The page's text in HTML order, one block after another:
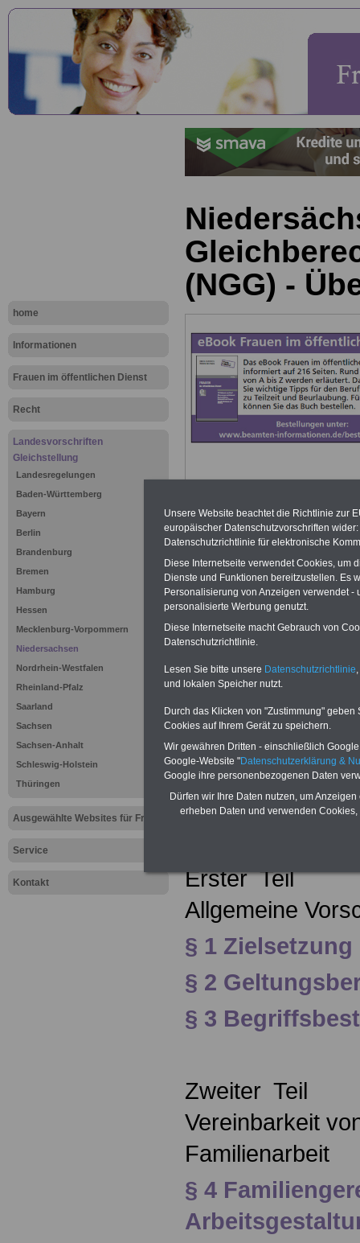
home
Informationen
Frauen im öffentlichen Dienst
Recht
Landesvorschriften
Gleichstellung
Landesregelungen
Baden-Württemberg
Bayern
Berlin
Brandenburg
Bremen
Hamburg
Hessen
Mecklenburg-Vorpommern
Niedersachsen
Nordrhein-Westfalen
Rheinland-Pfalz
Saarland
Sachsen
Sachsen-Anhalt
Schleswig-Holstein
Thüringen
Ausgewählte Websites für Frauen
Service
Kontakt
(NGG) -
(NGG) -
vom 9.
Nr.30/2010
15 des
(Nds.GVBl.
Inhaltsübersicht
Erster Teil
Allgemeine
§ 1 Zielsetzung
§ 2
§ 3
Zweiter Teil
Vereinbarkeit
Familienarbeit
§ 4
Unsere Website beachtet die Richtlinie zur
europäischer Datenschutzvorschriften
Datenschutzrichtlinie für elektronische
Diese Internetseite verwendet Cookies, um
Dienste und Funktionen bereitzustellen. Es
Personalisierung von Anzeigen verwendet
personalisierte Werbung genutzt.
Diese Internetseite macht Gebrauch von
Datenschutzrichtlinie.
Lesen Sie bitte unsere Datenschutzrichtlinie
und lokalen Speicher nutzt.
Durch das Klicken von "Zustimmung"
Cookies auf Ihrem Gerät zu speichern.
Wir gewähren Dritten - einschließlich
Google-Website "Datenschutzerklärung &
Google ihre personenbezogenen Daten
Dürfen wir Ihre Daten nutzen, um
erheben Daten und verwenden